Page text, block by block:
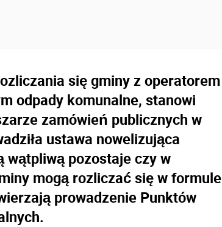
się gminy z operatorem
odpady komunalne, stanowi
zamówień publicznych w
ustawa nowelizująca
wątpliwą pozostaje czy w
mogą rozliczać się w formule
prowadzenie Punktów